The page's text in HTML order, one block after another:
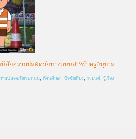
สัยความปลอดภัยทางถนนสำหรับครูอนุบาล
ามปลอดภัยทางถนน, ทัศนศึกษา, ปัจจัยเสี่ยง, รถยนต์, รู้เรื่อง